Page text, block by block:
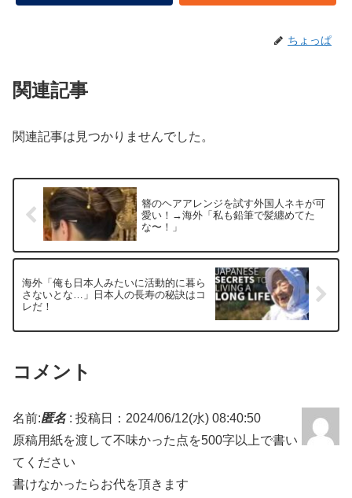
ちょっぱ
関連記事
関連記事は見つかりませんでした。
簪のヘアアレンジを試す外国人ネキが可
愛い！→海外「私も鉛筆で髪纏めてた
な〜！」
海外「俺も日本人みたいに活動的に暮ら
さないとな…」日本人の長寿の秘訣はコ
レだ！
コメント
名前:匿名: 投稿日：2024/06/12(水) 08:40:50
原稿用紙を渡して不味かった点を500字以上で書い
てください
書けなかったらお代を頂きます